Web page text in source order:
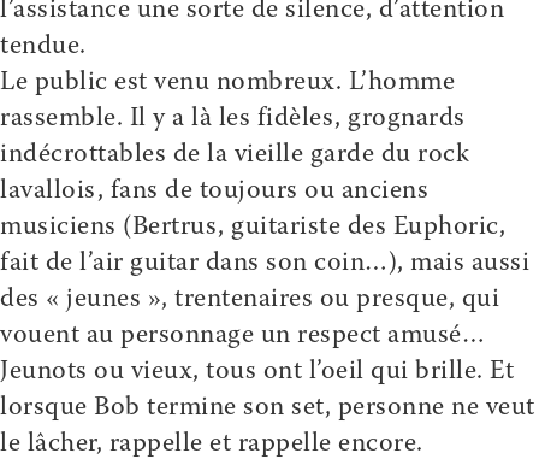
l’assistance une sorte de silence, d’attention
tendue.
Le public est venu nombreux. L’homme
rassemble. Il y a là les fidèles, grognards
indécrottables de la vieille garde du rock
lavallois, fans de toujours ou anciens
musiciens (Bertrus, guitariste des Euphoric,
fait de l’air guitar dans son coin…), mais aussi
des « jeunes », trentenaires ou presque, qui
vouent au personnage un respect amusé…
Jeunots ou vieux, tous ont l’oeil qui brille. Et
lorsque Bob termine son set, personne ne veut
le lâcher, rappelle et rappelle encore.